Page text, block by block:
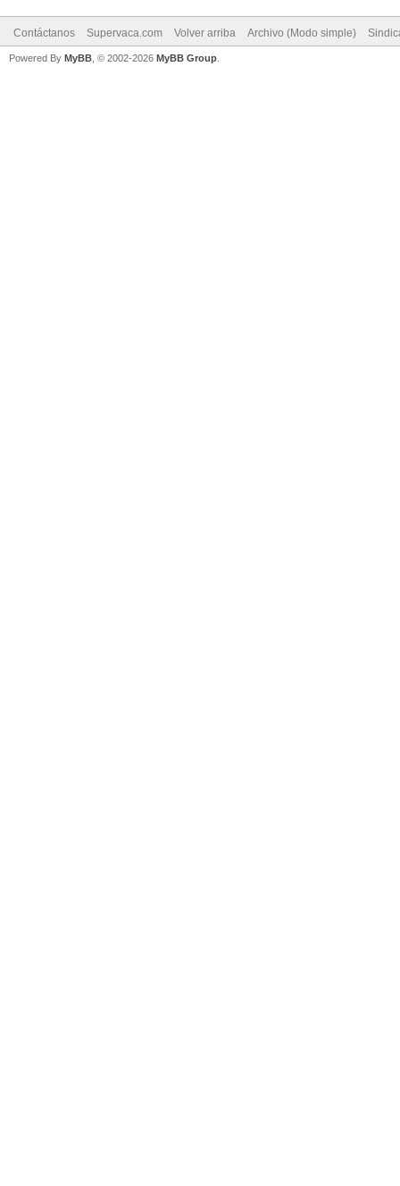
Contáctanos Supervaca.com Volver arriba Archivo (Modo simple)
Powered By MyBB , © 2002-2026 MyBB Group